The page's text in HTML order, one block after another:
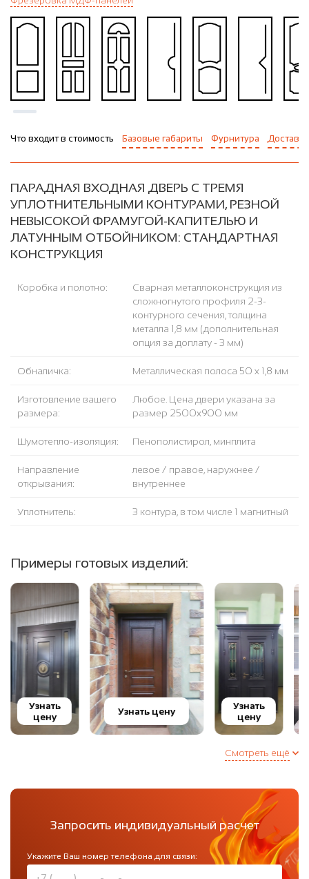
Что входит в стоимость Базовые габариты Фурнитура Доставка
ПАРАДНАЯ ВХОДНАЯ ДВЕРЬ С ТРЕМЯ
УПЛОТНИТЕЛЬНЫМИ КОНТУРАМИ, РЕЗНОЙ
НЕВЫСОКОЙ ФРАМУГОЙ-КАПИТЕЛЬЮ И
ЛАТУННЫМ ОТБОЙНИКОМ: СТАНДАРТНАЯ
КОНСТРУКЦИЯ
Коробка и полотно:
Сварная металлоконструкция из
сложногнутого профиля 2-3-
контурного сечения, толщина
металла 1,8 мм (дополнительная
опция за доплату - 3 мм)
Обналичка: Металлическая полоса 50 х 1,8 мм
Изготовление вашего
размера:
Любое. Цена двери указана за
размер 2500x900 мм
Шумотепло-изоляция: Пенополистирол, минплита
Направление
открывания:
левое / правое, наружнее /
внутреннее
Уплотнитель: 3 контура, в том числе 1 магнитный
Примеры готовых изделий:
Узнать
цену
Узнать цену
Узнать
цену
Смотреть ещё
Запросить индивидуальный расчет
Укажите Ваш номер телефона для связи: